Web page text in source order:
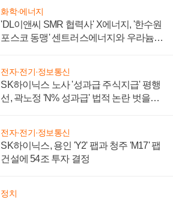
화학·에너지
'DL이앤씨 SMR 협력사' X에너지, '한수원
포스코 동맹' 센트러스에너지와 우라늄
전자·전기·정보통신
SK하이닉스 노사 '성과급 주식지급' 평행
선, 곽노정 'N% 성과급' 법적 논란 벗을지
전자·전기·정보통신
SK하이닉스, 용인 'Y2' 팹과 청주 'M17' 팹
건설에 54조 투자 결정
정치